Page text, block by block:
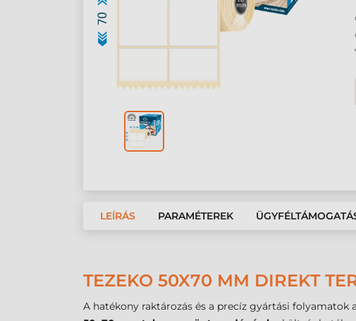
LEÍRÁS PARAMÉTEREK
TEZEKO 50X70 MM DIREKT
A hatékony raktározás és a precíz gyártási folyamatok